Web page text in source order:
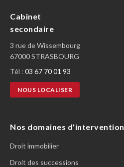
Cabinet
secondaire
3 rue de Wissembourg
67000 STRASBOURG
Tél : 03 67 70 01 93
NOUS LOCALISER
Nos domaines d'intervention
Droit immobilier
Droit des successions